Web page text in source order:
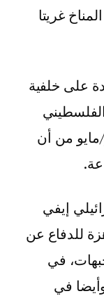
غريتا
على خلفية
من أن
إيفي
للدفاع عن
في
في